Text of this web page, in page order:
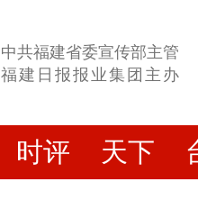
中共福建省委宣传部主管
福建日报报业集团主办
时评 天下